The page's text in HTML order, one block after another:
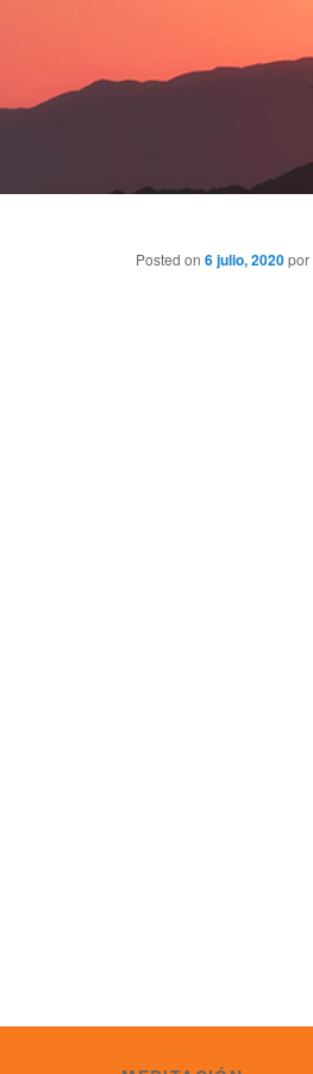
Posted on 6 julio, 2020 por